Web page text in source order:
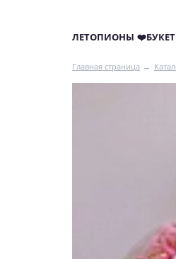
ЛЕТОПИОНЫ ❤️
Главная страница